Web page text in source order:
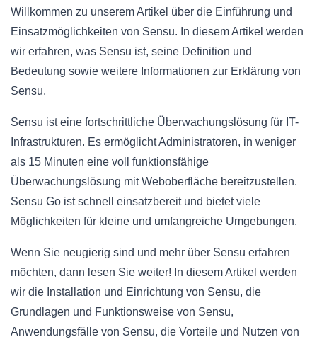
Willkommen zu unserem Artikel über die Einführung und
Einsatzmöglichkeiten von Sensu. In diesem Artikel werden
wir erfahren, was Sensu ist, seine Definition und
Bedeutung sowie weitere Informationen zur Erklärung von
Sensu.
Sensu ist eine fortschrittliche Überwachungslösung für IT-
Infrastrukturen. Es ermöglicht Administratoren, in weniger
als 15 Minuten eine voll funktionsfähige
Überwachungslösung mit Weboberfläche bereitzustellen.
Sensu Go ist schnell einsatzbereit und bietet viele
Möglichkeiten für kleine und umfangreiche Umgebungen.
Wenn Sie neugierig sind und mehr über Sensu erfahren
möchten, dann lesen Sie weiter! In diesem Artikel werden
wir die Installation und Einrichtung von Sensu, die
Grundlagen und Funktionsweise von Sensu,
Anwendungsfälle von Sensu, die Vorteile und Nutzen von